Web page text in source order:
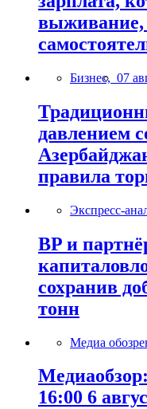
выживание,
Бизнес, 07
давлением
правила
Экспресс-
BP и
сохранив
тонн
Медиа
16:00 6